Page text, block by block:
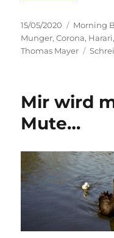
Veröffentlicht
am
15/05/2020 Morning
Munger,Corona, Harari,
Thomas Mayer
Mir wird
Mute…